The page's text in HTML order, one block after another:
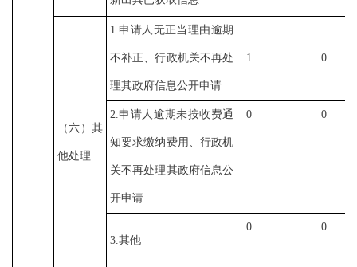
（六）其
他处理
1.申请人无正当理由逾期
不补正、行政机关不再处
理其政府信息公开申请
1 0
2.申请人逾期未按收费通
知要求缴纳费用、行政机
关不再处理其政府信息公
开申请
0 0
3.其他
0 0